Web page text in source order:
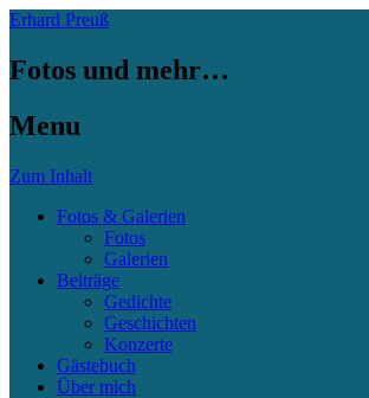
Erhard Preuß
Fotos und mehr…
Menu
Zum Inhalt
Fotos & Galerien
Fotos
Galerien
Beiträge
Gedichte
Geschichten
Konzerte
Gästebuch
Über mich